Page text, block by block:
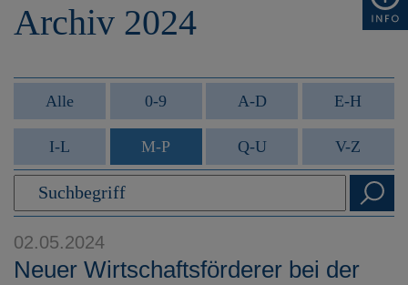
h
p
Archiv 2024
Alle 0-9 A-D E-H
I-L M-P Q-U V-Z
02.05.2024
Neuer Wirtschaftsförderer bei der